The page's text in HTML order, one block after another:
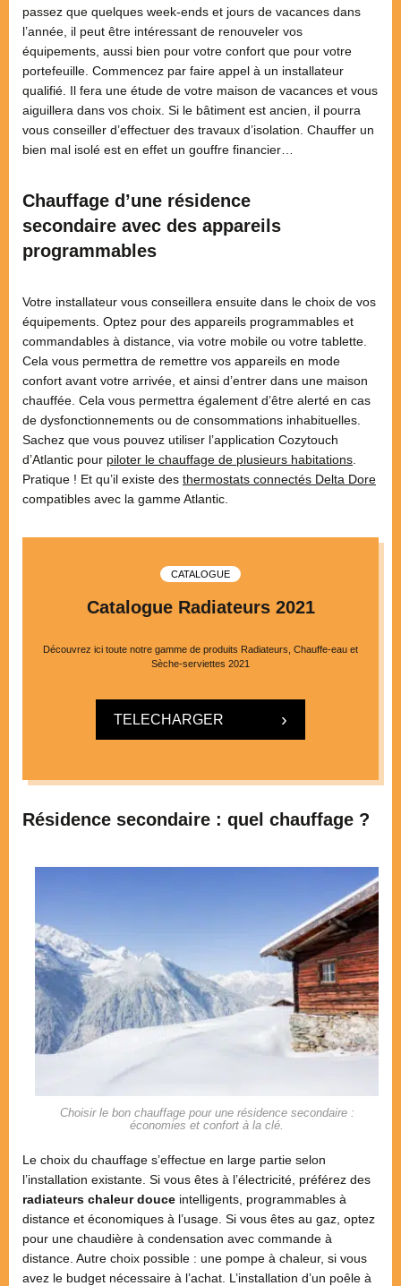
passez que quelques week-ends et jours de vacances dans
l’année, il peut être intéressant de renouveler vos
équipements, aussi bien pour votre confort que pour votre
portefeuille. Commencez par faire appel à un installateur
qualifié. Il fera une étude de votre maison de vacances et vous
aiguillera dans vos choix. Si le bâtiment est ancien, il pourra
vous conseiller d’effectuer des travaux d’isolation. Chauffer un
bien mal isolé est en effet un gouffre financier…
Chauffage d’une résidence
secondaire avec des appareils
programmables
Votre installateur vous conseillera ensuite dans le choix de vos
équipements. Optez pour des appareils programmables et
commandables à distance, via votre mobile ou votre tablette.
Cela vous permettra de remettre vos appareils en mode
confort avant votre arrivée, et ainsi d’entrer dans une maison
chauffée. Cela vous permettra également d’être alerté en cas
de dysfonctionnements ou de consommations inhabituelles.
Sachez que vous pouvez utiliser l’application Cozytouch
d’Atlantic pour piloter le chauffage de plusieurs habitations
Pratique ! Et qu’il existe des thermostats connectés Delta Dore
compatibles avec la gamme Atlantic.
CATALOGUE
Catalogue Radiateurs 2021
Découvrez ici toute notre gamme de produits Radiateurs, Chauffe-eau et
Sèche-serviettes 2021
TELECHARGER
Résidence secondaire : quel chauffage ?
Choisir le bon chauffage pour une résidence secondaire :
économies et confort à la clé.
Le choix du chauffage s’effectue en large partie selon
l’installation existante. Si vous êtes à l’électricité, préférez des
radiateurs chaleur douce intelligents, programmables à
distance et économiques à l’usage. Si vous êtes au gaz, optez
pour une chaudière à condensation avec commande à
distance. Autre choix possible : une pompe à chaleur, si vous
avez le budget nécessaire à l’achat. L’installation d’un poêle à